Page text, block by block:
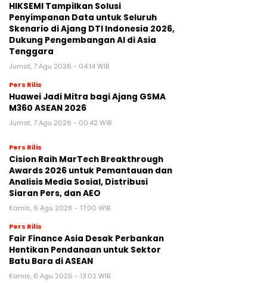
HIKSEMI Tampilkan Solusi
Penyimpanan Data untuk Seluruh
Skenario di Ajang DTI Indonesia 2026,
Dukung Pengembangan AI di Asia
Tenggara
Jumat, 7 Agu 2026 - 04:14 WIB
Pers Rilis
Huawei Jadi Mitra bagi Ajang GSMA
M360 ASEAN 2026
Jumat, 7 Agu 2026 - 00:42 WIB
Pers Rilis
Cision Raih MarTech Breakthrough
Awards 2026 untuk Pemantauan dan
Analisis Media Sosial, Distribusi
Siaran Pers, dan AEO
Kamis, 6 Agu 2026 - 17:00 WIB
Pers Rilis
Fair Finance Asia Desak Perbankan
Hentikan Pendanaan untuk Sektor
Batu Bara di ASEAN
Kamis, 6 Agu 2026 - 13:02 WIB